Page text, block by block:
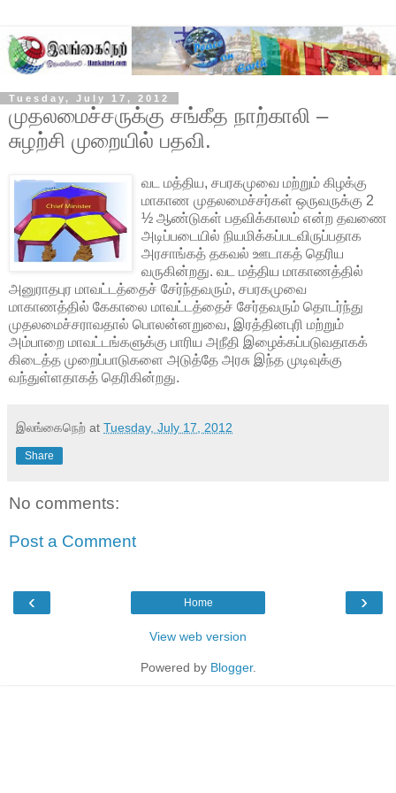
Tuesday, July 17, 2012
முதலமைச்சருக்கு சங்கீத நாற்காலி –
சுழற்சி முறையில் பதவி.
வட மத்திய, சபரகமுவை மற்றும் கிழக்கு
மாகாண முதலமைச்சர்கள் ஒருவருக்கு 2
½ ஆண்டுகள் பதவிக்காலம் என்ற தவணை
அடிப்படையில் நியமிக்கப்படவிருப்பதாக
அரசாங்கத் தகவல் ஊடாகத் தெரிய
வருகின்றது. வட மத்திய மாகாணத்தில்
அனுராதபுர மாவட்டத்தைச் சேர்ந்தவரும், சபரகமுவை
மாகாணத்தில் கேகாலை மாவட்டத்தைச் சேர்தவரும் தொடர்ந்து
முதலமைச்சராவதால் பொலன்னறுவை, இரத்தினபுரி மற்றும்
அம்பாறை மாவட்டங்களுக்கு பாரிய அநீதி இழைக்கப்படுவதாகக்
கிடைத்த முறைப்பாடுகளை அடுத்தே அரசு இந்த முடிவுக்கு
வந்துள்ளதாகத் தெரிகின்றது.
இலங்கைநெற் at Tuesday, July 17, 2012
Share
No comments:
Post a Comment
‹ ›
Home
View web version
Powered by Blogger.